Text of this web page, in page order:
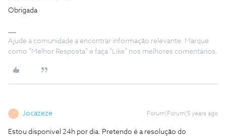
Obrigada
Ajude a comunidade a encontrar informação relevante. Marque
como "Melhor Resposta" e faça "Like" nos melhores comentários.
Jocazeze Forum|Forum|5 years ago
Estou disponivel 24h por dia. Pretendo é a resolução do